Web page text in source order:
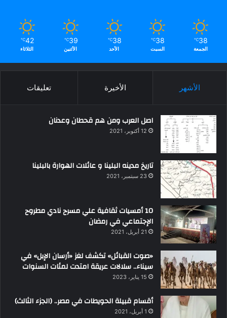
38
℃
الجمعة
38
℃
السبت
38
℃
الأحد
39
℃
الأثنين
42
℃
الثلاثاء
الأشهر الأخيرة تعليقات
اصل العرب ومن هم قحطان وعدنان
12 أكتوبر، 2021
تاريخ مدينه البلينا و عائلات الهوارة بالبلينا
23 سبتمبر، 2021
10 أمسيات ثقافية علي مسرح نادي مطروح
الإجتماعي في رمضان
21 أبريل، 2021
«صوت القبائل» تكشف لغز «أرسان الإبل» في
سيناء.. سلالات عريقة امتدت لمئات السنوات
15 يناير، 2023
أقسام قبيلة الحويطات في مصر.. (الجزء الثالث)
1 أبريل، 2021